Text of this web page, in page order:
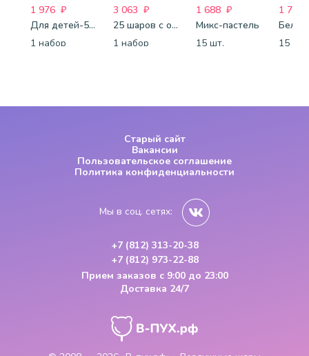
1 976 ₽
Для детей-522
1 набор
3 063 ₽
25 шаров с обработкой
1 набор
1 688 ₽
Микс-пастель
15 шт.
1 750
15 шт.
Старый сайт
Вакансии
Пользовательское соглашение
Политика конфиденциальности
Мы в соц. сетях:
+7 (812) 313-20-38
+7 (812) 973-22-88
Прием заказов с 9:00 до 23:00
Доставка 24/7